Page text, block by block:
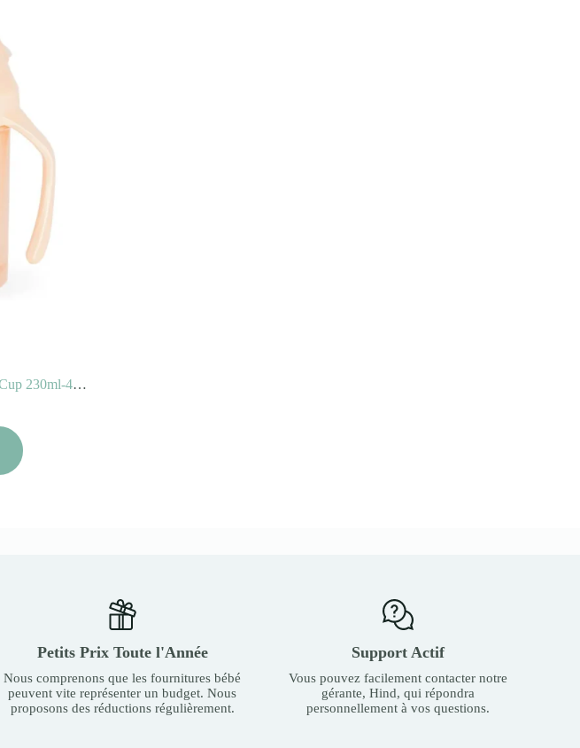
Tasse à Bec Pearl Champagne Mini Cup 230ml-4M+
Petits Prix Toute l'Année
Nous comprenons que les fournitures bébé
peuvent vite représenter un budget. Nous
proposons des réductions régulièrement.
Support Actif
Vous pouvez facilement contacter notre
gérante, Hind, qui répondra
personnellement à vos questions.